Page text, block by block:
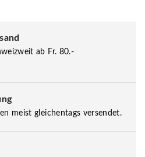
ab Fr. 80.-
meist gleichentags versendet.